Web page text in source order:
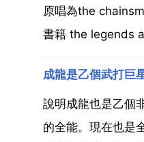
原唱為the
書籍 the legends
成龍是乙個武打巨
說明成龍也是乙個
的全能。現在也是